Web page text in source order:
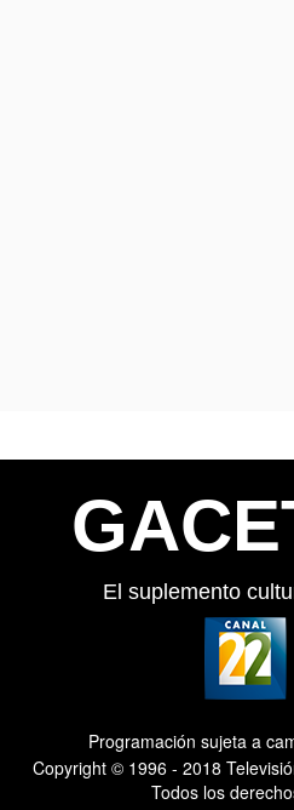
El suplemento
Programación sujeta a
Copyright © 1996 - 2018
Todos los